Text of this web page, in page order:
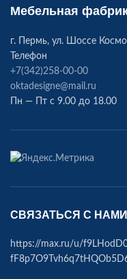
Мебельная
г. Пермь, ул. Шоссе
Телефон
+7(342)258-00-00
oktadesigne@mail.ru
Пн — Пт с 9.00 до 18.00
СВЯЗАТЬСЯ С
https://max.ru/u/